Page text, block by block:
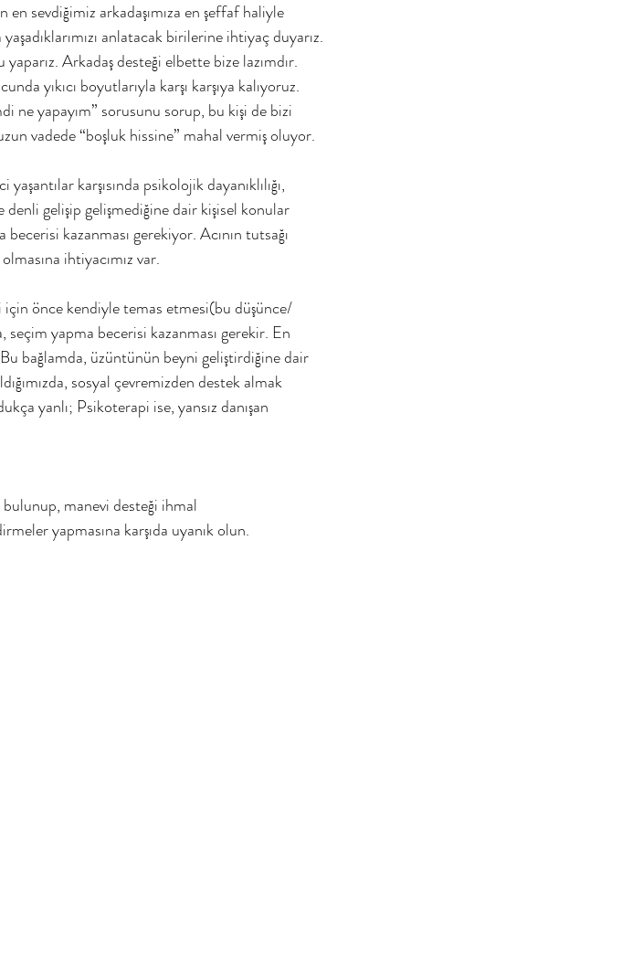
anlatacak birilerine ihtiyaç duyarız.
Arkadaş desteği elbette bize lazımdır.
yıkıcı boyutlarıyla karşı karşıya kalıyoruz.
ne yapayım” sorusunu sorup, bu kişi de bizi
vadede “boşluk hissine” mahal vermiş oluyor.
karşısında psikolojik dayanıklılığı,
gelişip gelişmediğine dair kişisel konular
kazanması gerekiyor. Acının tutsağı
ihtiyacımız var.
yapma becerisi kazanması gerekir. En
bağlamda, üzüntünün beyni geliştirdiğine dair
sosyal çevremizden destek almak
yanlı; Psikoterapi ise, yansız danışan
yapmasına karşıda uyanık olun.